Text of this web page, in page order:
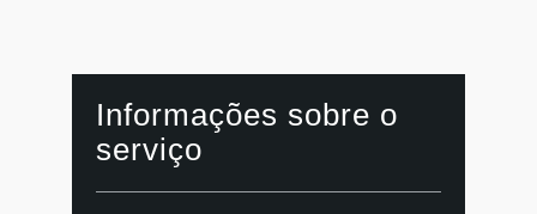
Informações sobre o
serviço